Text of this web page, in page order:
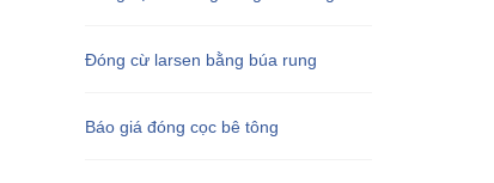
Đóng cừ larsen bằng búa rung
Báo giá đóng cọc bê tông